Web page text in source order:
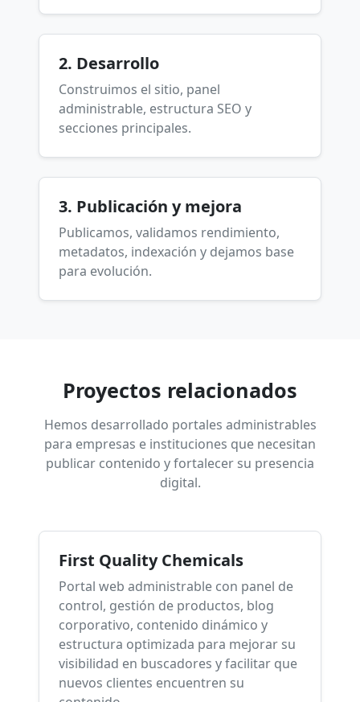
2. Desarrollo
Construimos el sitio, panel
administrable, estructura SEO y
secciones principales.
3. Publicación y mejora
Publicamos, validamos rendimiento,
metadatos, indexación y dejamos base
para evolución.
Proyectos relacionados
Hemos desarrollado portales administrables
para empresas e instituciones que necesitan
publicar contenido y fortalecer su presencia
digital.
First Quality Chemicals
Portal web administrable con panel de
control, gestión de productos, blog
corporativo, contenido dinámico y
estructura optimizada para mejorar su
visibilidad en buscadores y facilitar que
nuevos clientes encuentren su